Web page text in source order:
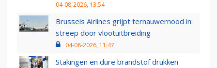
04-08-2026, 13:54
Brussels Airlines grijpt ternauwernood in:
streep door vlootuitbreiding
04-08-2026, 11:47
Stakingen en dure brandstof drukken